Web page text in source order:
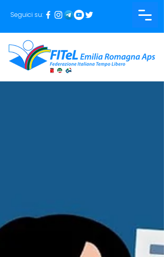
Seguici su: